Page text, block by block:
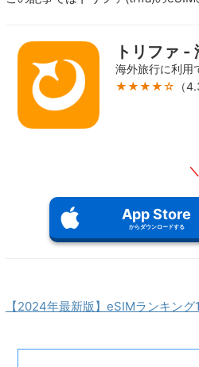
トリファ
海外旅行に利用
★★★★☆
（
App Store
からダウンロードする
【2024年最新版】eSIMランキン